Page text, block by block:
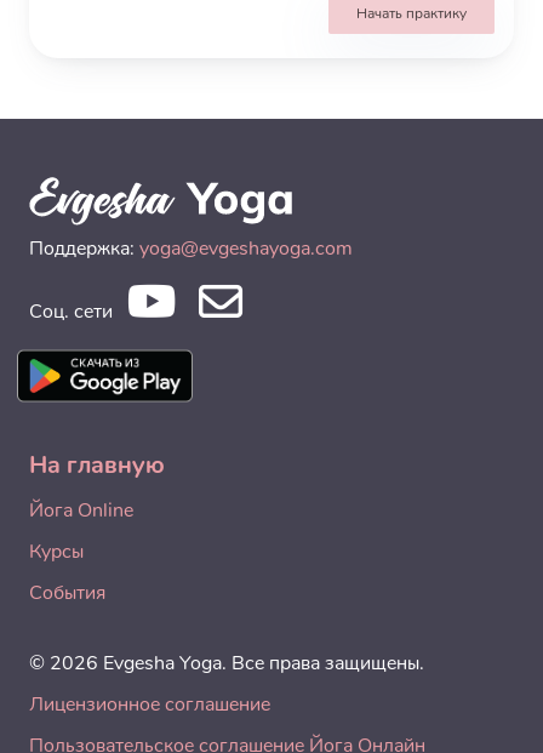
Начать практику
Поддержка: yoga@evgeshayoga.com
Соц. сети
На главную
Йога Online
Курсы
События
© 2026 Evgesha Yoga. Все права защищены.
Лицензионное соглашение
Пользовательское соглашение Йога Онлайн